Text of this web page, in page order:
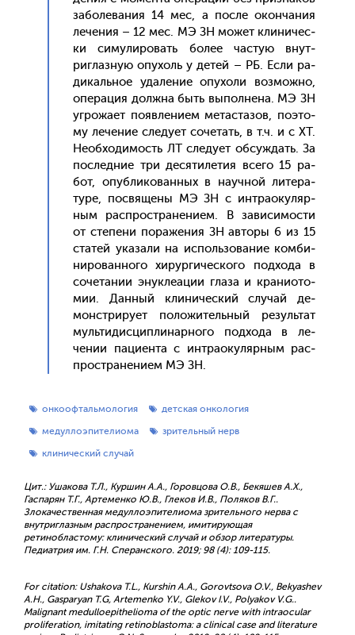
за­боле­вания 14 мес, а пос­ле окон­ча­ния
ле­чения – 12 мес. МЭ ЗН мо­жет кли­ничес­
ки си­мули­ровать бо­лее час­тую внут­
риглаз­ную опу­холь у де­тей – РБ. Ес­ли ра­
дикаль­ное уда­ление опу­холи воз­можно,
опе­рация дол­жна быть вы­пол­не­на. МЭ ЗН
уг­ро­жа­ет по­яв­ле­ни­ем ме­тас­та­зов, по­это­
му ле­чение сле­ду­ет со­четать, в т.ч. и с ХТ.
Не­об­хо­димость ЛТ сле­ду­ет об­суждать. За
пос­ледние три де­сяти­летия все­го 15 ра­
бот, опуб­ли­кован­ных в на­уч­ной ли­тера­
туре, пос­вя­щены МЭ ЗН с ин­тра­оку­ляр­
ным рас­простра­нени­ем. В за­виси­мос­ти
от сте­пени по­раже­ния ЗН ав­то­ры 6 из 15
ста­тей ука­зали на ис­поль­зо­вание ком­би­
ниро­ван­но­го хи­рур­ги­чес­ко­го под­хо­да в
со­чета­нии энук­ле­ации гла­за и кра­ни­ото­
мии. Дан­ный кли­ничес­кий слу­чай де­
монс­три­ру­ет по­ложи­тель­ный ре­зуль­тат
муль­ти­дис­ципли­нар­но­го под­хо­да в ле­
чении па­ци­ен­та с ин­тра­оку­ляр­ным рас­
простра­нени­ем МЭ ЗН.
онкоофтальмология
детская онкология
медуллоэпителиома
зрительный нерв
клинический случай
Цит.: Ушакова Т.Л., Куршин А.А., Горовцова О.В., Бекяшев А.Х.,
Гаспарян Т.Г., Артеменко Ю.В., Глеков И.В., Поляков В.Г..
Злокачественная медуллоэпителиома зрительного нерва с
внутриглазным распространением, имитирующая
ретинобластому: клинический случай и обзор литературы.
Педиатрия им. Г.Н. Сперанского. 2019; 98 (4): 109-115.
For citation: Ushakova T.L., Kurshin A.A., Gorovtsova O.V., Bekyashev
A.H., Gasparyan T.G, Artemenko Y.V., Glekov I.V., Polyakov V.G..
Malignant medulloepithelioma of the optic nerve with intraocular
proliferation, imitating retinoblastoma: a clinical case and literature